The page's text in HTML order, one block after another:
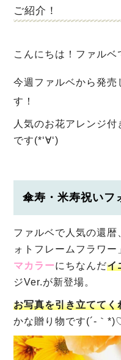
ご紹介！
こんにちは！ファルベ
今週ファルベから発売
す！
人気のお花アレンジ
です(*‘∀‘)
傘寿・米寿祝いフ
ファルベで人気の還暦
ォトフレームフラワー
マカラーにちなんだイ
ジVer.が新登場。
お写真を引き立てて
かな贈り物です(´-｀